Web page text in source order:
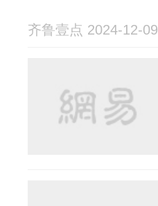
齐鲁壹点 2024-12-09